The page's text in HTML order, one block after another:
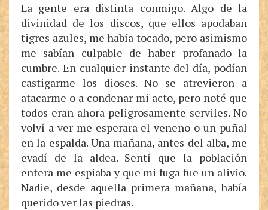
La gente era distinta conmigo. Algo de la
divinidad de los discos, que ellos apodaban
tigres azules, me había tocado, pero asimismo
me sabían culpable de haber profanado la
cumbre. En cualquier instante del día, podían
castigarme los dioses. No se atrevieron a
atacarme o a condenar mi acto, pero noté que
todos eran ahora peligrosamente serviles. No
volví a ver me esperara el veneno o un puñal
en la espalda. Una mañana, antes del alba, me
evadí de la aldea. Sentí que la población
entera me espiaba y que mi fuga fue un alivio.
Nadie, desde aquella primera mañana, había
querido ver las piedras.